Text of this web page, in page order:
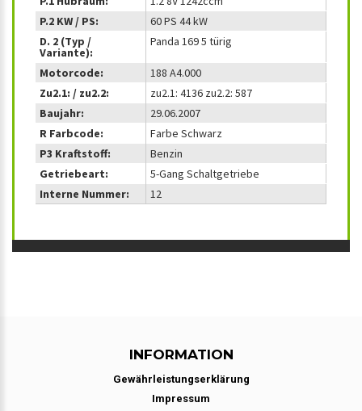
P.2 KW / PS:
60 PS 44 kW
D. 2 (Typ /
Variante):
Panda 169 5 türig
Motorcode:
188 A4.000
Zu2.1: / zu2.2:
zu2.1: 4136 zu2.2: 587
Baujahr:
29.06.2007
R Farbcode:
Farbe Schwarz
P3 Kraftstoff:
Benzin
Getriebeart:
5-Gang Schaltgetriebe
Interne Nummer:
12
INFORMATION
Gewährleistungserklärung
Impressum